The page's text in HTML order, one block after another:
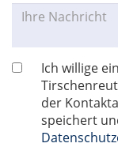
Ich willige
der
speichert